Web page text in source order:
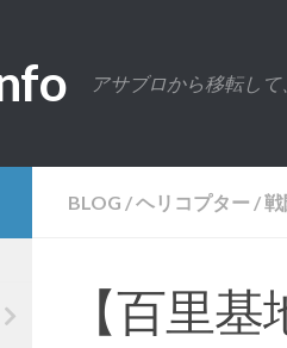
アサブロから移転し
BLOG /ヘリコプター /
【百里